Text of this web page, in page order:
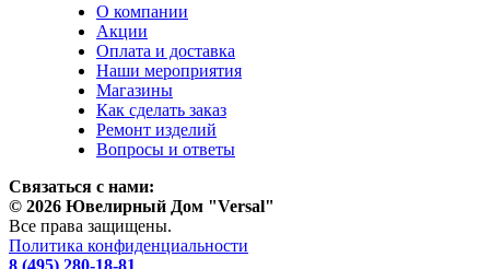
О компании
Акции
Оплата и доставка
Наши мероприятия
Магазины
Как сделать заказ
Ремонт изделий
Вопросы и ответы
Связаться с нами:
© 2026 Ювелирный Дом "Versal"
Все права защищены.
Политика конфиденциальности
8 (495) 280-18-81